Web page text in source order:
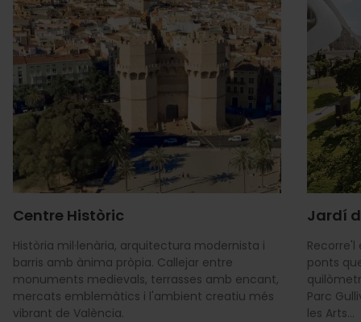
Centre Històric
Història mil·lenària, arquitectura modernista i
barris amb ànima pròpia. Callejar entre
monuments medievals, terrasses amb encant,
mercats emblemàtics i l'ambient creatiu més
vibrant de València.
Jardí
Recorre'l
ponts
Parc
les Arts...